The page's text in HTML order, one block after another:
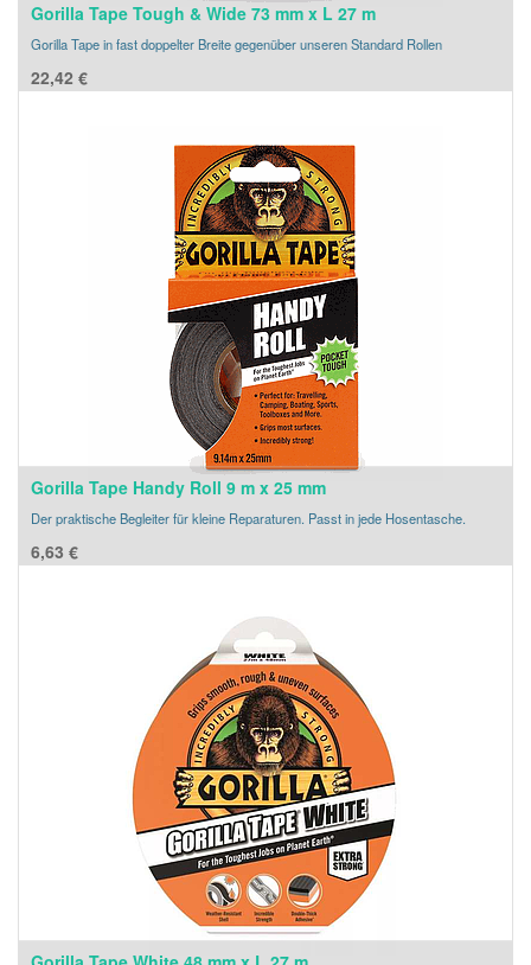
Gorilla Tape Tough & Wide 73 mm x L 27 m
Gorilla Tape in fast doppelter Breite gegenüber unseren Standard Rollen
22,42 €
Gorilla Tape Handy Roll 9 m x 25 mm
Der praktische Begleiter für kleine Reparaturen. Passt in jede Hosentasche.
6,63 €